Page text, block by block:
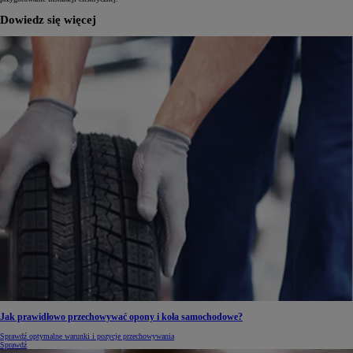
Dowiedz się więcej
Jak prawidłowo przechowywać opony i koła samochodowe?
Sprawdź optymalne warunki i pozycje przechowywania
Sprawdź